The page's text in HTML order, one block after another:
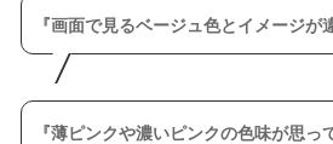
画面で見るベージュ色とイメージが
薄ピンクや濃いピンクの色味が思っ